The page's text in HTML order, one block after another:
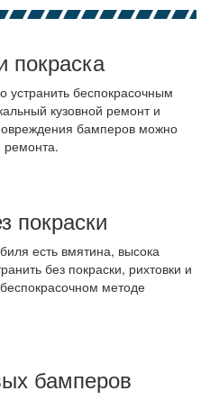
покраска
устранить беспокрасочным
кузовной ремонт и
бамперов можно
ремонта.
покраски
есть вмятина, высока
без покраски, рихтовки и
методе
бамперов